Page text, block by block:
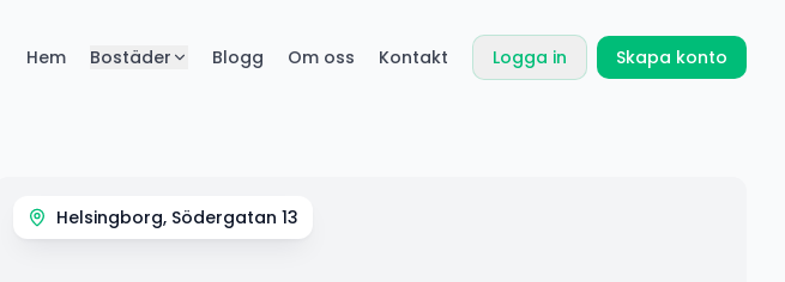
Hem Bostäder Blogg Om oss Kontakt Logga in Skapa konto
Helsingborg, Södergatan 13